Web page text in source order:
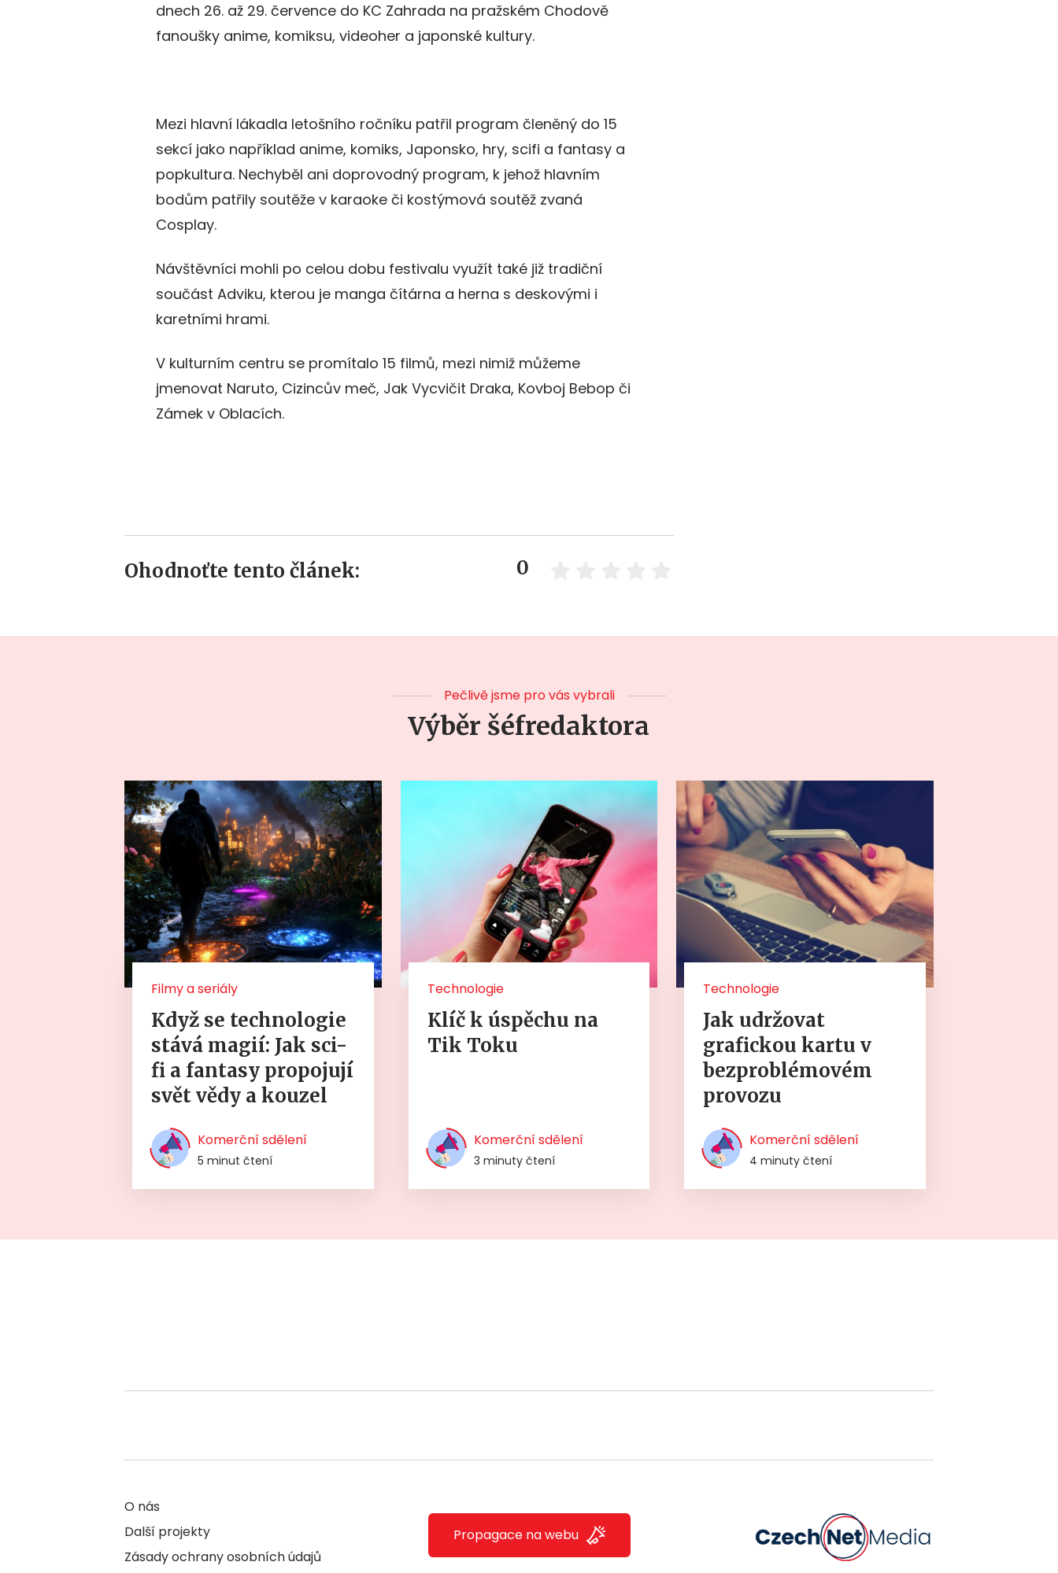
dnech 26. až 29. července do KC Zahrada na pražském Chodově
fanoušky anime, komiksu, videoher a japonské kultury.
Mezi hlavní lákadla letošního ročníku patřil program členěný do 15
sekcí jako například anime, komiks, Japonsko, hry, scifi a fantasy a
popkultura. Nechyběl ani doprovodný program, k jehož hlavním
bodům patřily soutěže v karaoke či kostýmová soutěž zvaná
Cosplay.
Návštěvníci mohli po celou dobu festivalu využít také již tradiční
součást Adviku, kterou je manga čítárna a herna s deskovými i
karetními hrami.
V kulturním centru se promítalo 15 filmů, mezi nimiž můžeme
jmenovat Naruto, Cizincův meč, Jak Vycvičit Draka, Kovboj Bebop či
Zámek v Oblacích.
Ohodnoťte tento článek: 0
Pečlivě jsme pro vás vybrali
Výběr šéfredaktora
Filmy a seriály
Když se technologie
stává magií: Jak sci-
fi a fantasy propojují
svět vědy a kouzel
Komerční sdělení
5 minut čtení
Technologie
Klíč k úspěchu na
Tik Toku
Komerční sdělení
3 minuty čtení
Technologie
Jak udržovat
grafickou kartu v
bezproblémovém
provozu
Komerční sdělení
4 minuty čtení
O nás
Další projekty
Zásady ochrany osobních údajů
Propagace na webu